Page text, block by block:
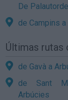
De
de Campins a
Últimas rutas
de Gavà a
de Sant
Arbúcies